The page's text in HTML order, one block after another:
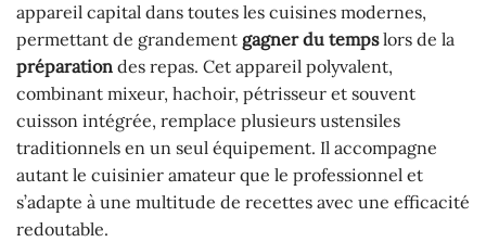
appareil capital dans toutes les cuisines modernes,
permettant de grandement gagner du tempslors de la
préparation des repas. Cet appareil polyvalent,
combinant mixeur, hachoir, pétrisseur et souvent
cuisson intégrée, remplace plusieurs ustensiles
traditionnels en un seul équipement. Il accompagne
autant le cuisinier amateur que le professionnel et
s’adapte à une multitude de recettes avec une efficacité
redoutable.